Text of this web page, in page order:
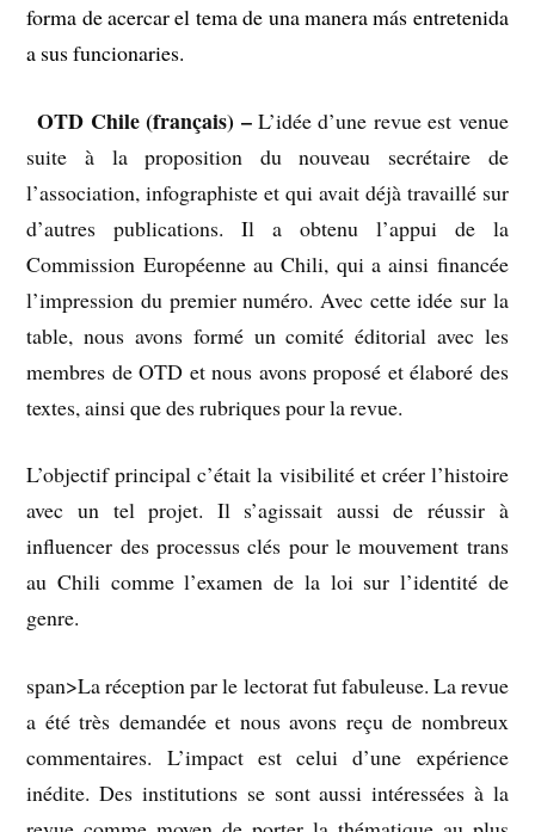
forma de acercar el tema de una manera más entretenida
a sus funcionaries.
–OTD Chile (français) –L’idée d’une revue est venue
suite à la proposition du nouveau secrétaire de
l’association, infographiste et qui avait déjà travaillé sur
d’autres publications. Il a obtenu l’appui de la
Commission Européenne au Chili, qui a ainsi financée
l’impression du premier numéro. Avec cette idée sur la
table, nous avons formé un comité éditorial avec les
membres de OTD et nous avons proposé et élaboré des
textes, ainsi que des rubriques pour la revue.
L’objectif principal c’était la visibilité et créer l’histoire
avec un tel projet. Il s’agissait aussi de réussir à
influencer des processus clés pour le mouvement trans
au Chili comme l’examen de la loi sur l’identité de
genre.
span>La réception par le lectorat fut fabuleuse. La revue
a été très demandée et nous avons reçu de nombreux
commentaires. L’impact est celui d’une expérience
inédite. Des institutions se sont aussi intéressées à la